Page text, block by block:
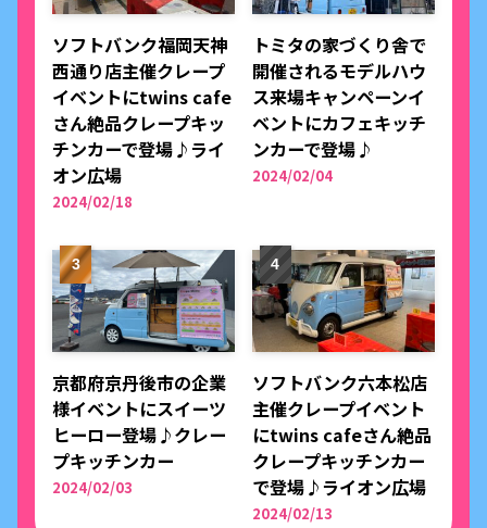
ソフトバンク福岡天神
西通り店主催クレープ
イベントにtwins cafe
さん絶品クレープキッ
チンカーで登場♪ライ
オン広場
2024/02/18
トミタの家づくり舎で
開催されるモデルハウ
ス来場キャンペーンイ
ベントにカフェキッチ
ンカーで登場♪
2024/02/04
京都府京丹後市の企業
様イベントにスイーツ
ヒーロー登場♪クレー
プキッチンカー
2024/02/03
ソフトバンク六本松店
主催クレープイベント
にtwins cafeさん絶品
クレープキッチンカー
で登場♪ライオン広場
2024/02/13